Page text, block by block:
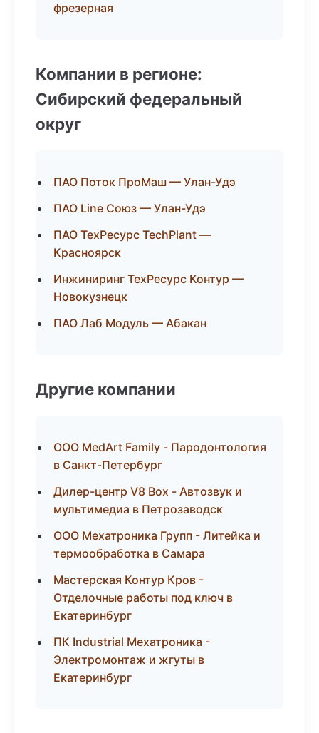
фрезерная
Компании в регионе:
Сибирский федеральный
округ
ПАО Поток ПроМаш — Улан-Удэ
ПАО Line Союз — Улан-Удэ
ПАО ТехРесурс TechPlant —
Красноярск
Инжиниринг ТехРесурс Контур —
Новокузнецк
ПАО Лаб Модуль — Абакан
Другие компании
ООО MedArt Family - Пародонтология
в Санкт-Петербург
Дилер-центр V8 Box - Автозвук и
мультимедиа в Петрозаводск
ООО Мехатроника Групп - Литейка и
термообработка в Самара
Мастерская Контур Кров -
Отделочные работы под ключ в
Екатеринбург
ПК Industrial Мехатроника -
Электромонтаж и жгуты в
Екатеринбург